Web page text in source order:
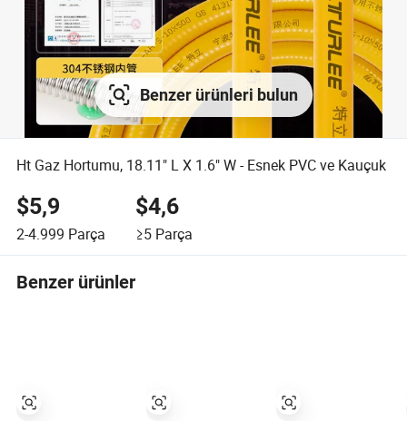
Benzer ürünleri bulun
Ht Gaz Hortumu, 18.11" L X 1.6" W - Esnek PVC ve Kauçuk
$5,9
2-4.999 Parça
$4,6
≥5Parça
Benzer ürünler